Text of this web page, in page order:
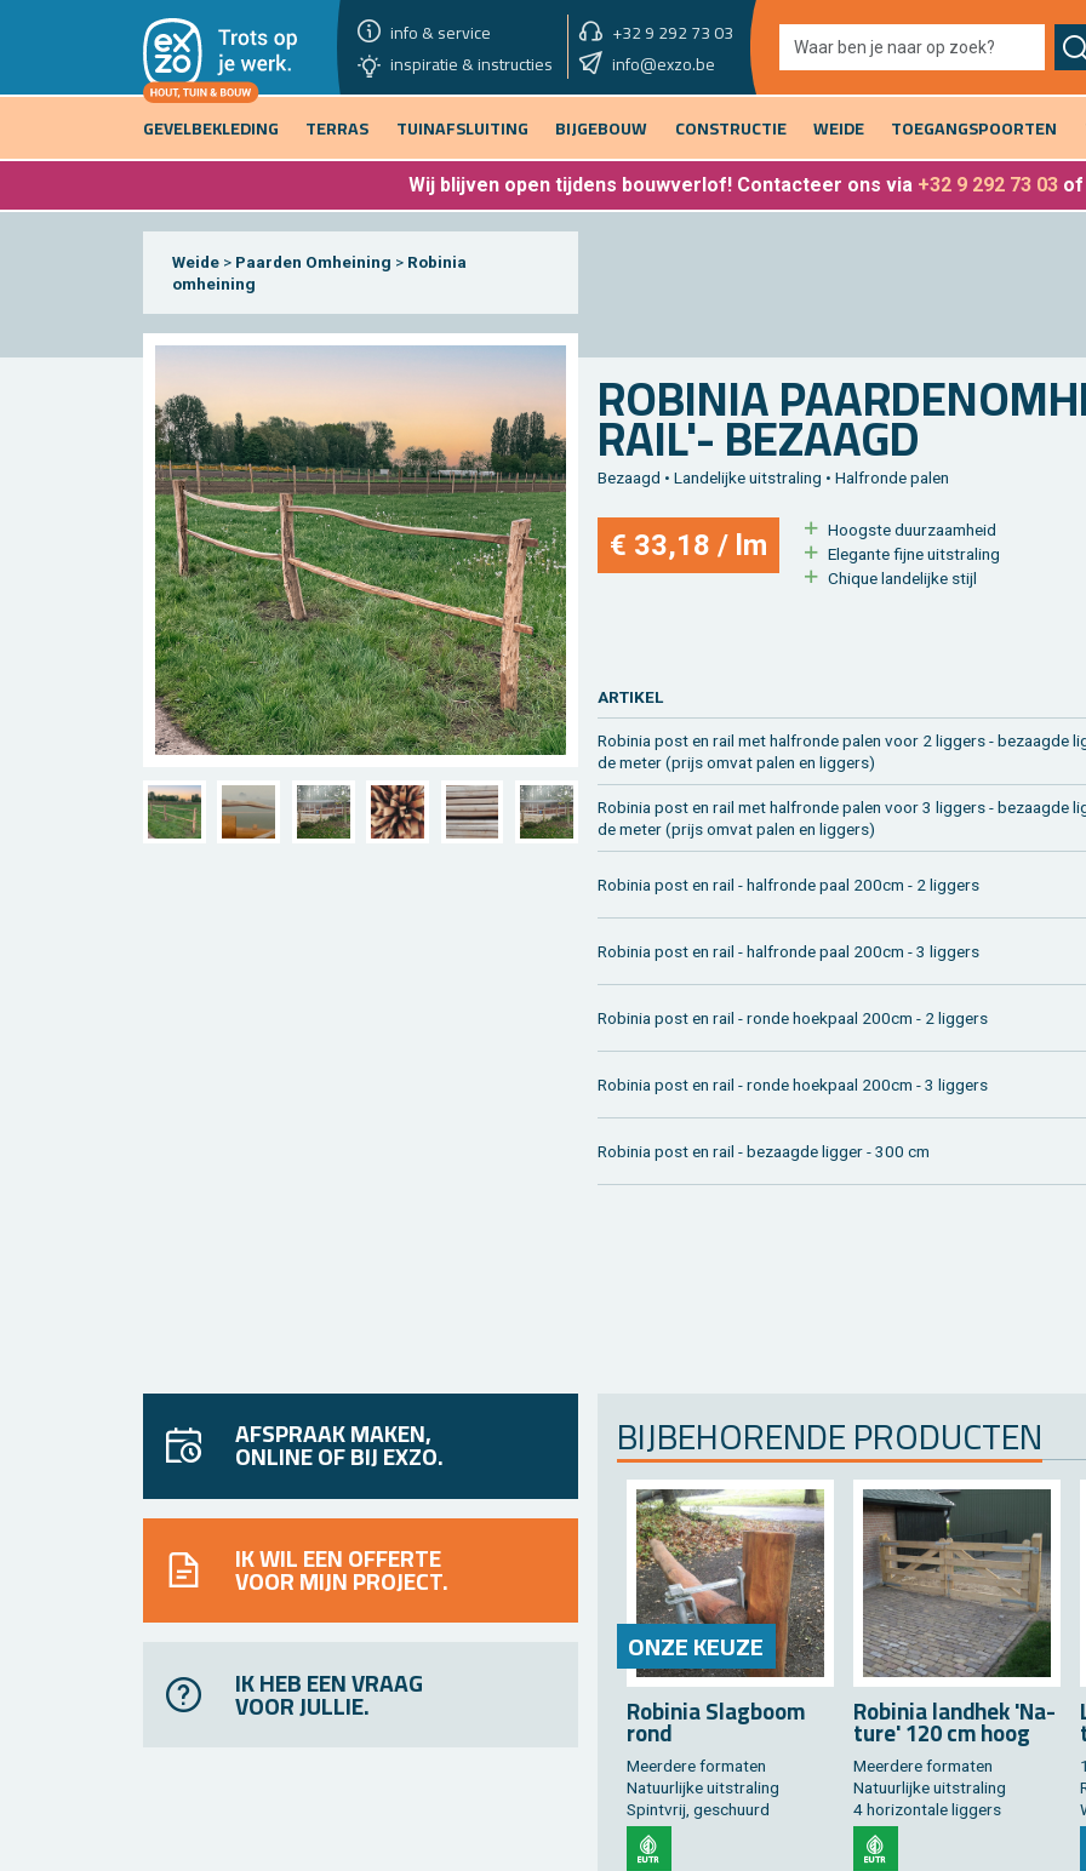
info & service +32 9 292 73 03
showroom vandaag
inspiratie & instructies
info@exzo.be 9u - 12u30 & 13u30 - 17u
GEVELBEKLEDING
TERRAS TUINAFSLUITING BIJGEBOUW CONSTRUCTIE WEIDE TOEGANGSPOORTEN
Wij blijven open tijdens bouwverlof! Contacteer ons via +32 9 292 73 03 of
Weide > Paarden Omheining > Robinia
omheining
RO­BI­NIA
RAIL'- BE­ZAAGD
Be­zaagd • Lan­de­lij­ke uit­stra­ling • Half­ron­de palen
€ 33,18 / lm
Hoog­ste duur­zaam­heid
Ele­gan­te fijne uit­stra­ling
Chi­que lan­de­lij­ke stijl
AR­TI­KEL
Ro­bi­nia post en rail met half­ron­de palen voor 2 lig­gers - be­zaag­de
de meter (prijs omvat palen en lig­gers)
Ro­bi­nia post en rail met half­ron­de palen voor 3 lig­gers - be­zaag­de
de meter (prijs omvat palen en lig­gers)
Ro­bi­nia post en rail - half­ron­de paal 200cm - 2 lig­gers
Ro­bi­nia post en rail - half­ron­de paal 200cm - 3 lig­gers
Ro­bi­nia post en rail - ronde hoek­paal 200cm - 2 lig­gers
Ro­bi­nia post en rail - ronde hoek­paal 200cm - 3 lig­gers
Ro­bi­nia post en rail - be­zaag­de lig­ger - 300 cm
AFSPRAAK MAKEN,
ONLINE OF BIJ EXZO.
IK WIL EEN OFFERTE
VOOR MIJN PROJECT.
IK HEB EEN VRAAG
VOOR JULLIE.
BIJ­BE­HO­REN­DE PRO­DUC­TEN
ONZE KEUZE
Ro­bi­nia Slag­boom
rond
Meer­de­re for­ma­ten
Na­tuur­lij­ke uit­stra­ling
Spint­vrij, ge­schuurd
Ro­bi­nia land­hek 'Na­
tu­re' 120 cm hoog
Meer­de­re for­ma­ten
Na­tuur­lij­ke uit­stra­ling
4 ho­ri­zon­ta­le lig­gers